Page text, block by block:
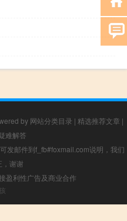
by 网站分类目录 | 精选推荐文章 |
难解答
发邮件到f_fb#foxmail.com说明，我们
，谢谢
盈利性广告及商业合作